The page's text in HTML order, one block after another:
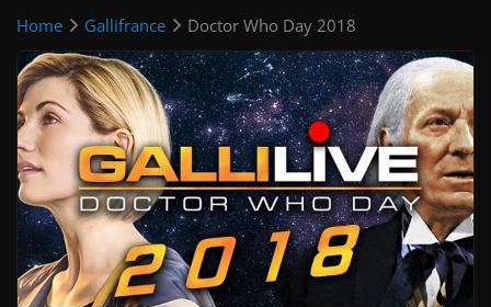
Home Gallifrance Doctor Who Day 2018